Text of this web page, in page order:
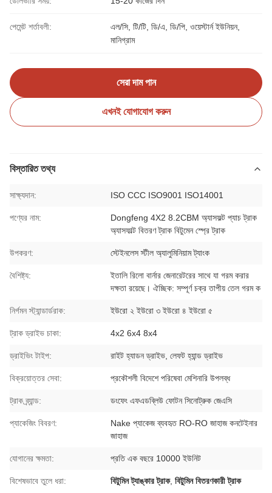
পেমেন্ট শর্তাবলী:
এল/সি, টি/টি, ডি/এ, ডি/পি, ওয়েস্টার্ন ইউনিয়ন,
মানিগ্রাম
সেরা দাম পান
এখনই যোগাযোগ করুন
বিস্তারিত তথ্য
সাক্ষ্যদান: ISO CCC ISO9001 ISO14001
পণ্যের নাম:
Dongfeng 4X2 8.2CBM অ্যাসফল্ট প্যাচ ট্রাক
অ্যাসফাল্ট বিতরণ ট্রাক বিটুমেন স্প্রে ট্রাক
উপকরণ: স্টেইনলেস স্টীল অ্যালুমিনিয়াম ট্যাংক
বৈশিষ্ট্য:
ইতালি রিলো বার্নার জেনারেটরের সাথে যা গরম করার
দক্ষতা রয়েছে। ঐচ্ছিক: সম্পূর্ণ চক্র তাপীয় তেল গরম ক
নির্গমন স্ট্যান্ডার্ডরাক: ইউরো ২ ইউরো ৩ ইউরো ৪ ইউরো ৫
ট্রাক ড্রাইভ চাকা: 4x2 6x4 8x4
ড্রাইভিং টাইপ: রাইট হ্যাডন ড্রাইভ, লেফট হ্যান্ড ড্রাইভ
বিক্রয়োত্তর সেবা: প্রকৌশলী বিদেশে পরিষেবা মেশিনারি উপলব্ধ
ট্রাক ব্র্যান্ড: ডংফেং এফএডব্লিউ ফোটন সিনোট্রুক জেএসি
প্যাকেজিং বিবরণ:
Nake প্যাকেজ ব্যবহৃত RO-RO জাহাজ কনটেইনার
জাহাজ
যোগানের ক্ষমতা: প্রতি এক বছরে 10000 ইউনিট
বিশেষভাবে তুলে ধরা: বিটুমিন ট্যাঙ্কার ট্রাক,বিটুমিন বিতরণকারী ট্রাক